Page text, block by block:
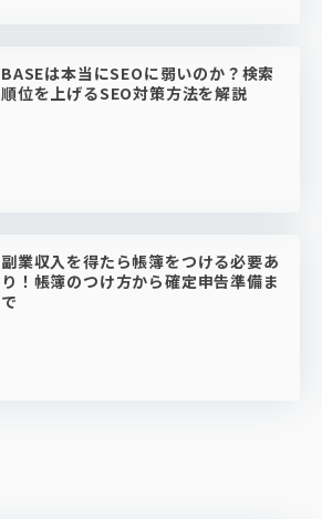
BASEは本当にSEOに弱いのか？検索
順位を上げるSEO対策方法を解説
副業収入を得たら帳簿をつける必要あ
り！帳簿のつけ方から確定申告準備ま
で